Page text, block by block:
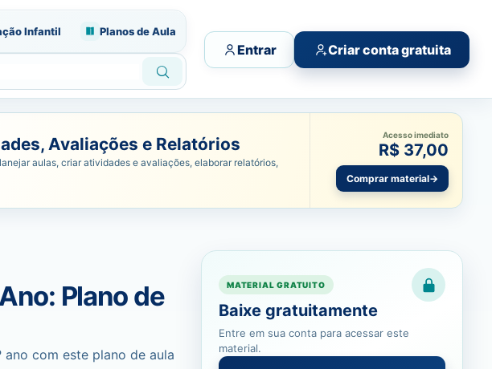
Infantil Planos de Aula
Entrar Criar conta gratuita
Avaliações e Relatórios
aulas, criar atividades e avaliações, elaborar relatórios,
Acesso imediato
R$ 37,00
Comprar material→
Plano de
ano com este plano de aula
MATERIAL GRATUITO
Baixe gratuitamente
Entre em sua conta para acessar este
material.